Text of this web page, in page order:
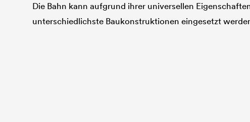
Die Bahn kann aufgrund ihrer universellen
unterschiedlichste Baukonstruktionen eingesetzt